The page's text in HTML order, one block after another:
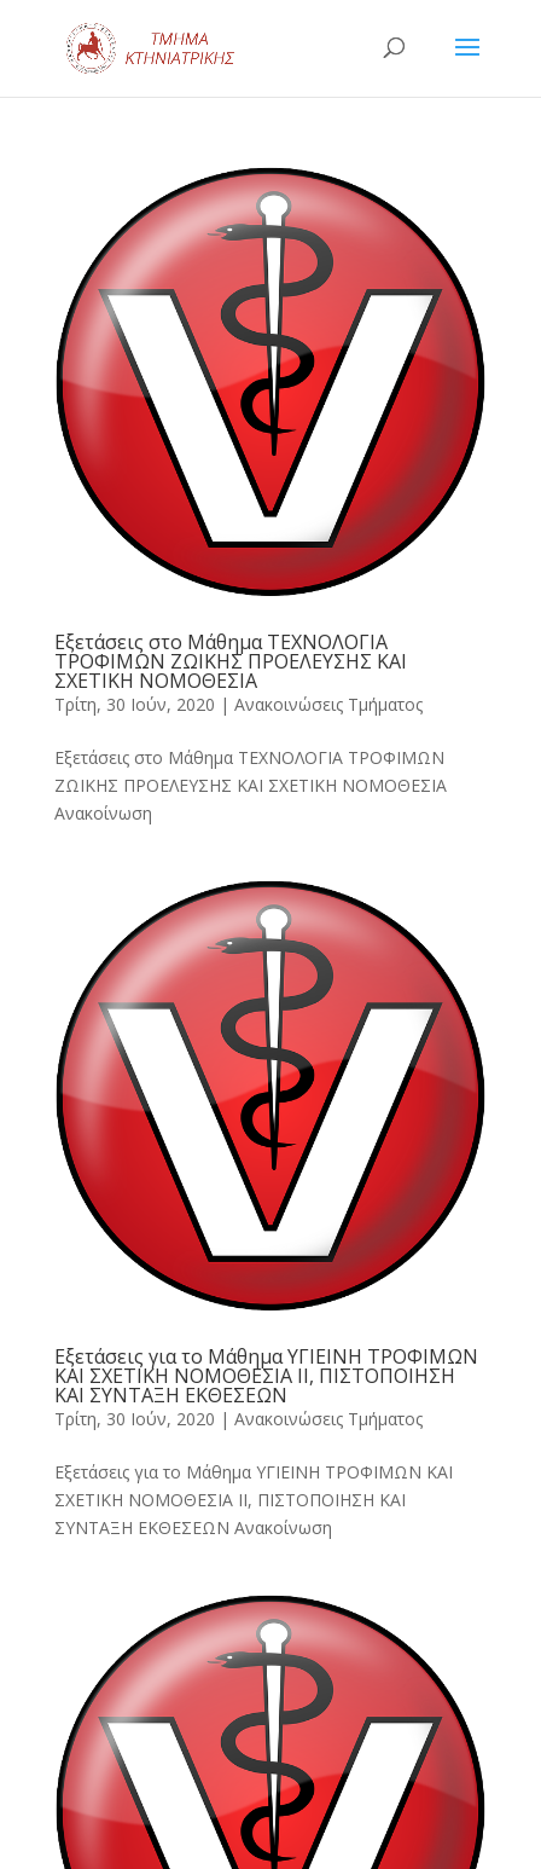
Εξετάσεις στο Μάθημα ΤΕΧΝΟΛΟΓΙΑ
ΤΡΟΦΙΜΩΝ ΖΩΙΚΗΣ ΠΡΟΕΛΕΥΣΗΣ ΚΑΙ
ΣΧΕΤΙΚΗ ΝΟΜΟΘΕΣΙΑ
Τρίτη, 30 Ιούν, 2020 | Ανακοινώσεις Τμήματος
Εξετάσεις στο Μάθημα ΤΕΧΝΟΛΟΓΙΑ ΤΡΟΦΙΜΩΝ
ΖΩΙΚΗΣ ΠΡΟΕΛΕΥΣΗΣ ΚΑΙ ΣΧΕΤΙΚΗ ΝΟΜΟΘΕΣΙΑ
Ανακοίνωση
Εξετάσεις για το Μάθημα ΥΓΙΕΙΝΗ ΤΡΟΦΙΜΩΝ
ΚΑΙ ΣΧΕΤΙΚΗ ΝΟΜΟΘΕΣΙΑ II, ΠΙΣΤΟΠΟΙΗΣΗ
ΚΑΙ ΣΥΝΤΑΞΗ ΕΚΘΕΣΕΩΝ
Τρίτη, 30 Ιούν, 2020 | Ανακοινώσεις Τμήματος
Εξετάσεις για το Μάθημα ΥΓΙΕΙΝΗ ΤΡΟΦΙΜΩΝ ΚΑΙ
ΣΧΕΤΙΚΗ ΝΟΜΟΘΕΣΙΑ II, ΠΙΣΤΟΠΟΙΗΣΗ ΚΑΙ
ΣΥΝΤΑΞΗ ΕΚΘΕΣΕΩΝ Ανακοίνωση